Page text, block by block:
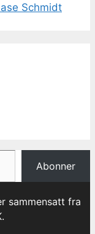
Schmidt
Abonner
sammensatt fra